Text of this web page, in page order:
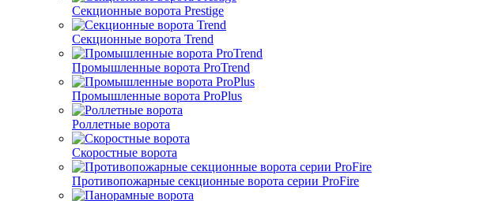
Секционные ворота Prestige
Секционные ворота Trend
Промышленные ворота ProTrend
Промышленные ворота ProPlus
Роллетные ворота
Скоростные ворота
Противопожарные секционные ворота серии ProFire